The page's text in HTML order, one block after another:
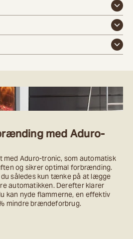
med Aduro-
Aduro-tronic, som automatisk
og sikrer optimal forbrænding.
du således kun tænke på at lægge
automatikken. Derefter klarer
kan nyde flammerne, en effektiv
mindre brændeforbrug.